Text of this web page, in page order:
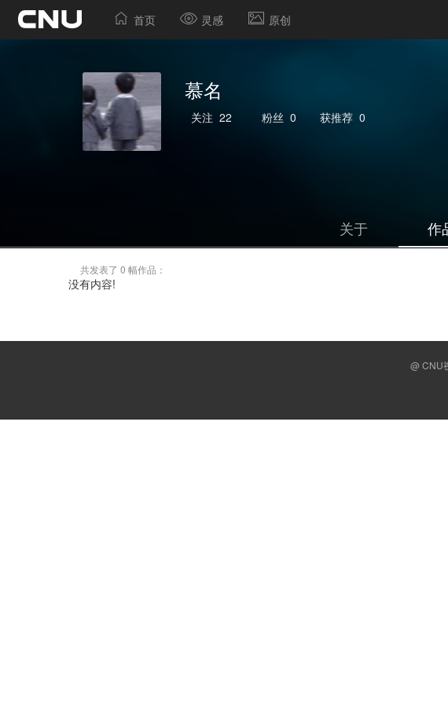
首页 灵感 原创
慕名
关注 22 粉丝 0 获推荐 0
关于 作
共发表了 0 幅作品：
没有内容!
@ CNU